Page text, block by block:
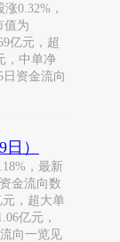
0.32%，
值为
亿元，超
，中单净
资金流向
）
，最新
金流向数
元，超大单
亿元，
向一览见